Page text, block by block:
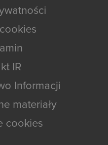
IR
Informacji
materiały
cookies